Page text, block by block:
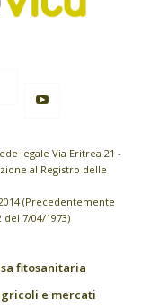
legale Via Eritrea 21 -
al Registro delle
(Precedentemente
7/04/1973)
fitosanitaria
e mercati